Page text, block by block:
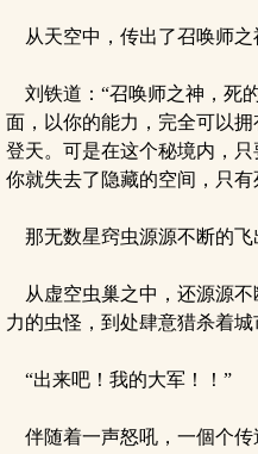
从天空中，传出了召唤师之
刘铁道：“召唤师之神，死
面，以你的能力，完全可以
登天。可是在这个秘境内，
你就失去了隐藏的空间，只有
那无数星窍虫源源不断的飞
从虚空虫巢之中，还源源不
力的虫怪，到处肆意猎杀着城
“出来吧！我的大军！！”
伴随着一声怒吼，一個个传